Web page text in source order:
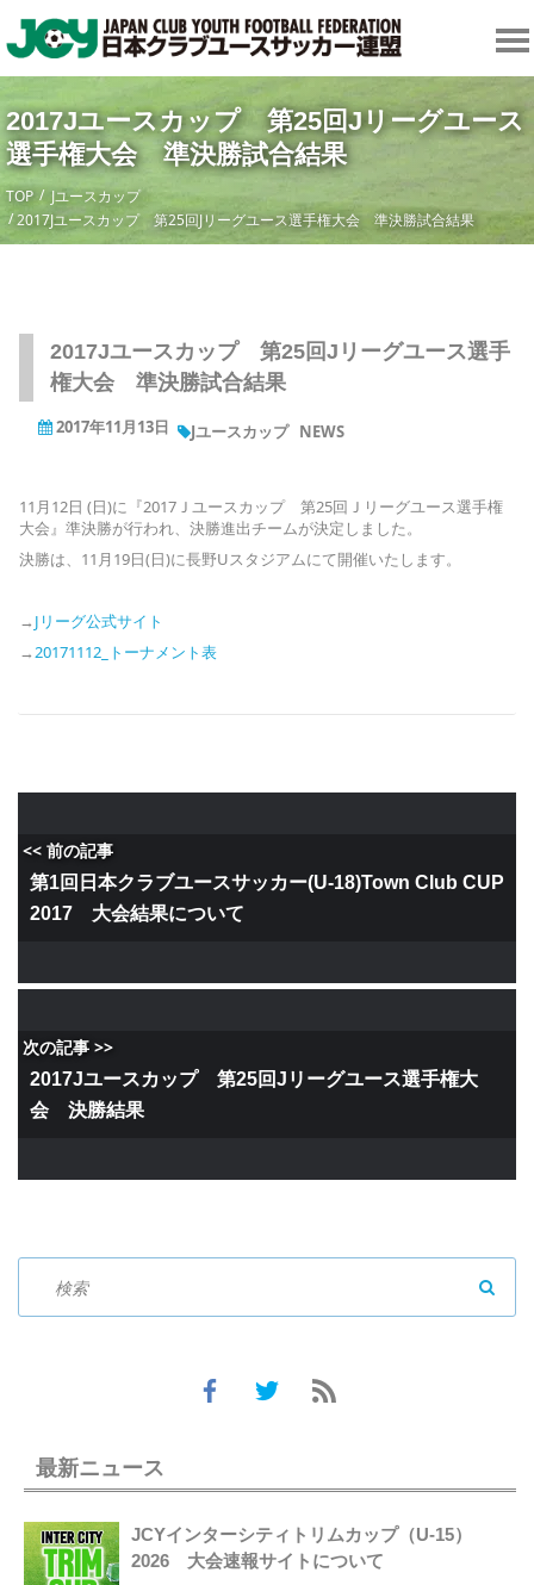
2017Jユースカップ 第25回Jリーグユース
選手権大会 準決勝試合結果
TOP
Jユースカップ
2017Jユースカップ 第25回Jリーグユース選手権大会 準決勝試合結果
2017Jユースカップ 第25回Jリーグユース選手
権大会 準決勝試合結果
2017年11月13日 Jユースカップ NEWS
11月12日 (日)に『2017Ｊユースカップ 第25回Ｊリーグユース選手権
大会』準決勝が行われ、決勝進出チームが決定しました。
決勝は、11月19日(日)に長野Uスタジアムにて開催いたします。
→ Jリーグ公式サイト
→20171112_トーナメント表
<< 前の記事
第1回日本クラブユースサッカー(U-18)Town Club CUP
2017 大会結果について
次の記事 >>
2017Jユースカップ 第25回Jリーグユース選手権大
会 決勝結果
最新ニュース
JCYインターシティトリムカップ（U-15）
2026 大会速報サイトについて